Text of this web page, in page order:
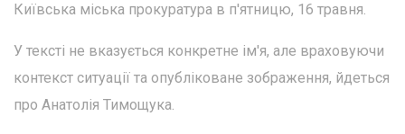
Київська міська прокуратура в п'ятницю, 16 травня.
У тексті не вказується конкретне ім'я, але враховуючи
контекст ситуації та опубліковане зображення, йдеться
про Анатолія Тимощука.